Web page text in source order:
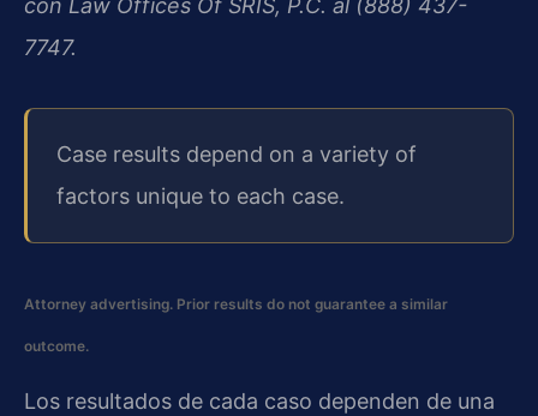
con Law Offices Of SRIS, P.C. al (888) 437-
7747.
Case results depend on a variety of
factors unique to each case.
Attorney advertising. Prior results do not guarantee a similar
outcome.
Los resultados de cada caso dependen de una